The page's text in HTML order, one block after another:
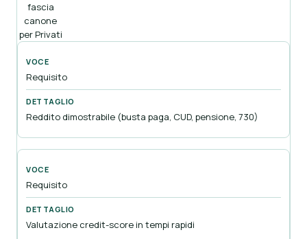
fascia
canone
per Privati
Requisito
Reddito dimostrabile (busta paga, CUD, pensione, 730)
Requisito
Valutazione credit-score in tempi rapidi